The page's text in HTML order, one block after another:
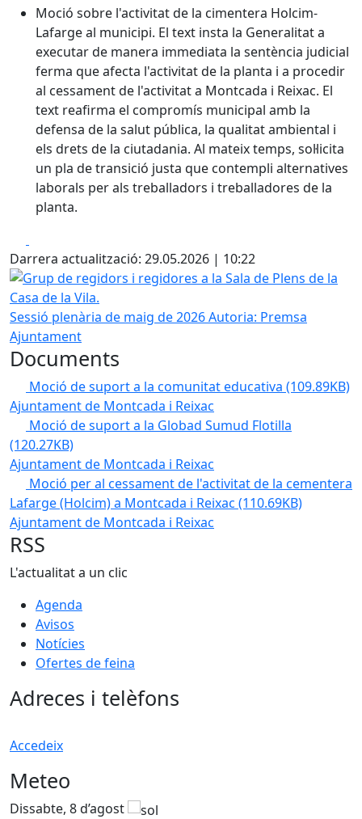
Moció sobre l'activitat de la cimentera Holcim-
Lafarge al municipi. El text insta la Generalitat a
executar de manera immediata la sentència judicial
ferma que afecta l'activitat de la planta i a procedir
al cessament de l'activitat a Montcada i Reixac. El
text reafirma el compromís municipal amb la
defensa de la salut pública, la qualitat ambiental i
els drets de la ciutadania. Al mateix temps, sol·licita
un pla de transició justa que contempli alternatives
laborals per als treballadors i treballadores de la
planta.
Darrera actualització: 29.05.2026 | 10:22
Grup de regidors i regidores a la Sala de Plens de la Casa
Sessió plenària de maig de 2026Autoria: Premsa
Ajuntament
Documents
Moció de suport a la comunitat educativa (109.89KB)
Ajuntament de Montcada i Reixac
Moció de suport a la Globad Sumud Flotilla
(120.27KB)
Ajuntament de Montcada i Reixac
Moció per al cessament de l'activitat de la cementera
Lafarge (Holcim) a Montcada i Reixac (110.69KB)
Ajuntament de Montcada i Reixac
RSS
L'actualitat a un clic
Agenda
Avisos
Notícies
Ofertes de feina
Adreces i telèfons
Accedeix
Meteo
Dissabte, 8 d’agost